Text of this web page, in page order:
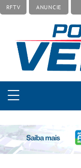
RFTV ANUNCIE